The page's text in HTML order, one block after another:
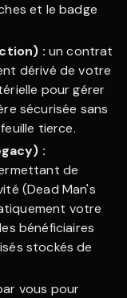
et le badge
: un contrat
dérivé de votre
pour gérer
sécurisée sans
tierce.
:
de
(Dead Man's
votre
bénéficiaires
stockés de
vous pour